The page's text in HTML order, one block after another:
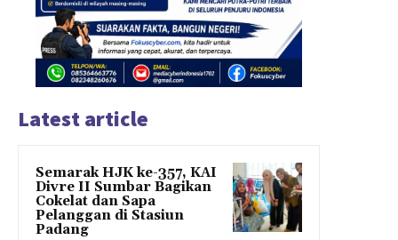
Latest article
Semarak HJK ke-357, KAI
Divre II Sumbar Bagikan
Cokelat dan Sapa
Pelanggan di Stasiun
Padang